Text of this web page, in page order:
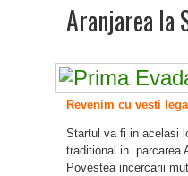
Aranjarea la
Revenim cu vesti
Startul va fi in acelasi
traditional in parcarea
Povestea incercarii